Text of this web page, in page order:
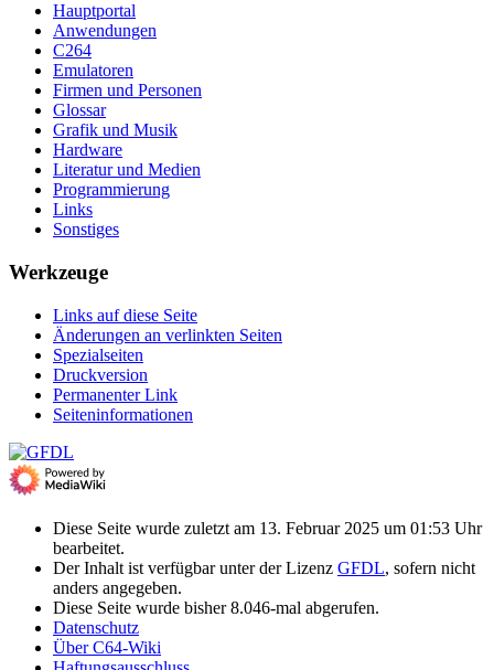
Hauptportal
Anwendungen
C264
Emulatoren
Firmen und Personen
Glossar
Grafik und Musik
Hardware
Literatur und Medien
Programmierung
Links
Sonstiges
Werkzeuge
Links auf diese Seite
Änderungen an verlinkten Seiten
Spezialseiten
Druckversion
Permanenter Link
Seiten­­informationen
Diese Seite wurde zuletzt am 13. Februar 2025 um 01:53 Uhr
bearbeitet.
Der Inhalt ist verfügbar unter der Lizenz GFDL, sofern nicht
anders angegeben.
Diese Seite wurde bisher 8.046-mal abgerufen.
Datenschutz
Über C64-Wiki